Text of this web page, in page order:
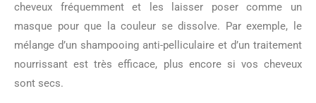
cheveux fréquemment et les laisser poser comme un
masque pour que la couleur se dissolve. Par exemple, le
mélange d’un shampooing anti-pelliculaire et d’un traitement
nourrissant est très efficace, plus encore si vos cheveux
sont secs.